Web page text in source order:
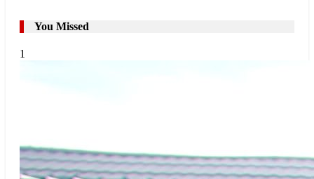
You Missed
1